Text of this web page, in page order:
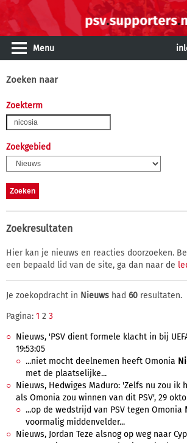
Menu
Zoeken naar
Zoekterm
Zoekgebied
Zoekresultaten
Hier kan je nieuws en reacties doorzoeken.
een bepaald lid van de site, ga dan naar de
Je zoekopdracht in Nieuws had 60 resultaten.
Pagina: 1 2 3
Nieuws, 'PSV dient formele klacht in bij
19:53:05
...niet mocht deelnemen heeft Omonia
met de plaatselijke...
Nieuws, Hedwiges Maduro: 'Zelfs nu zou ik
als Omonia zou winnen van dit PSV', 29
...op de wedstrijd van PSV tegen Omonia
voormalig middenvelder...
Nieuws, Jordan Teze alsnog op weg naar